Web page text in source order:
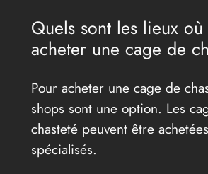
Quels sont les lieux où
acheter une cage de
Pour acheter une cage de
shops sont une option. Les
chasteté peuvent être
spécialisés.